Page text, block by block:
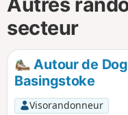
secteur
Autour de
Basingstoke
Visorandonneur